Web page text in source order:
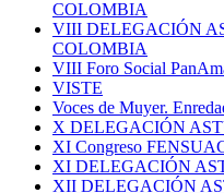
COLOMBIA
VIII DELEGACIÓN
COLOMBIA
VIII Foro Social
VISTE
Voces de Muyer.
X DELEGACIÓN
XI Congreso
XI DELEGACIÓN
XII DELEGACIÓN